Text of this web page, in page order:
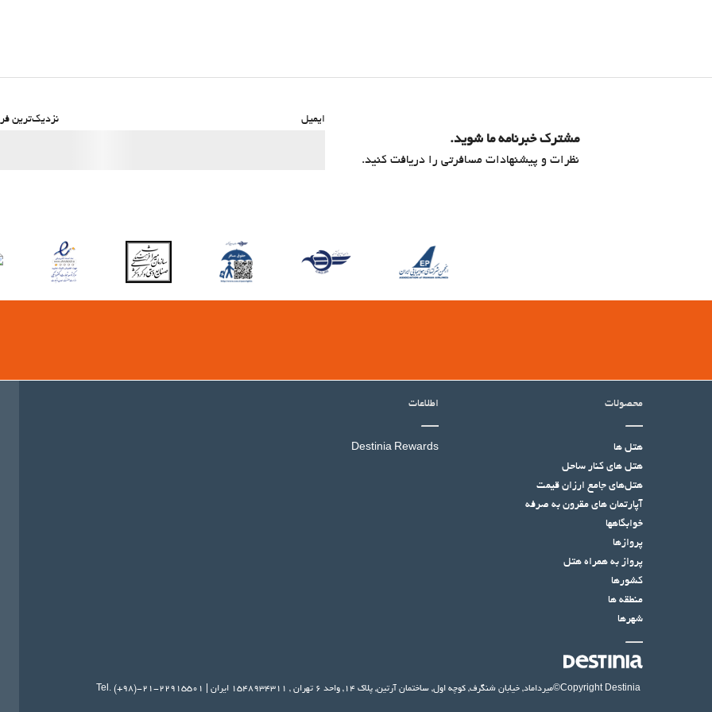
مشترک خبرنامه ما شوید.
نظرات و پیشنهادات مسافرتی را دریافت کنید.
ایمیل نزدیک‌ترین
محصولات
هتل ها
هتل‌ های کنار ساحل
هتل‌های جامع ارزان قیمت
آپارتمان های مقرون به صرفه
خوابگاهها
پروازها
پرواز به همراه هتل
کشورها
منطقه ها
شهرها
اطلاعات
Destinia Rewards
©Copyright Destiniaمیرداماد, خیابان شنگرف, کوچه اول, ساختمان آرتین, پلاک ۱۴, واحد ۶ تهران , ۱۵۴۸۹۳۴۳۱۱ ایران Tel. (+98)-21-22915501